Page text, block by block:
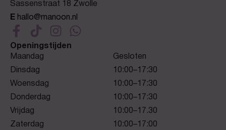
Sassenstraat 18 Zwolle
E hallo@manoon.nl
Openingstijden
Maandag
Gesloten
Dinsdag
10:00–17:30
Woensdag
10:00–17:30
Donderdag
10:00–17:30
Vrijdag
10:00–17.30
Zaterdag
10:00–17:00